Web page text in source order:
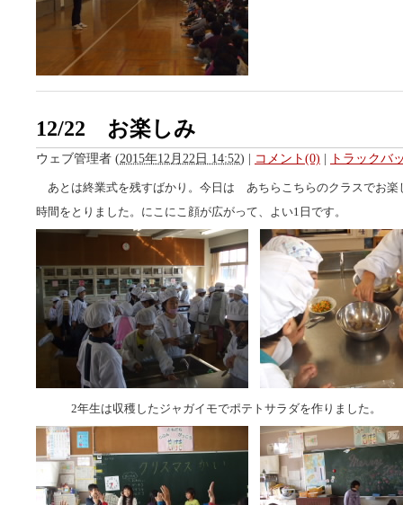
12/22 お楽しみ
ウェブ管理者 (2015年12月22日 14:52) | コメント(0) | トラックバ
あとは終業式を残すばかり。今日は あちらこちらのクラスでお楽
時間をとりました。にこにこ顔が広がって、よい1日です。
2年生は収穫したジャガイモでポテトサラダを作りました。